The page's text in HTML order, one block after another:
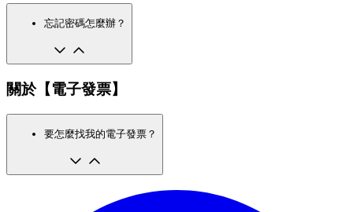
忘記密碼怎麼辦？
關於【電子發票】
要怎麼找我的電子發票？